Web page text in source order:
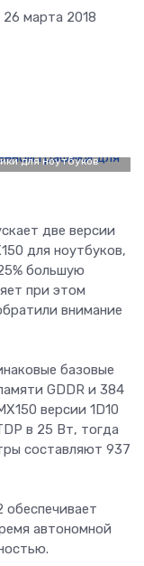
26 марта 2018
для ноутбуков
две версии
для ноутбуков,
большую
при этом
внимание
базовые
GDDR и 384
версии 1D10
в 25 Вт, тогда
составляют 937
обеспечивает
автономной